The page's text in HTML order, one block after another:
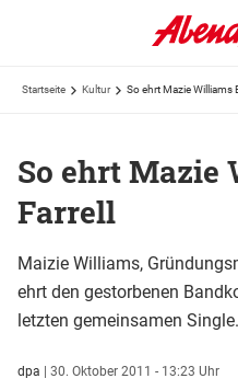
Startseite Kultur So ehrt Mazie Williams
So ehrt Mazie
Farrell
Maizie Williams,
ehrt den gestorbenen
letzten gemeinsamen Single.
dpa | 30. Oktober 2011 - 13:23 Uhr